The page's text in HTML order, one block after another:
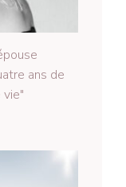
ans de